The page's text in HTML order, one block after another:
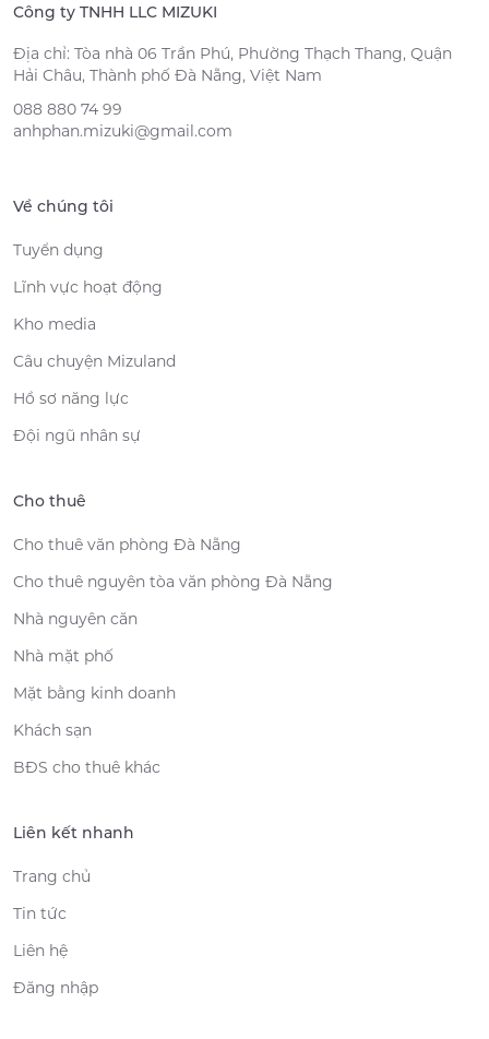
Công ty TNHH LLC MIZUKI
Địa chỉ: Tòa nhà 06 Trần Phú, Phường Thạch Thang, Quận
Hải Châu, Thành phố Đà Nẵng, Việt Nam
088 880 74 99
anhphan.mizuki@gmail.com
Về chúng tôi
Tuyển dụng
Lĩnh vực hoạt động
Kho media
Câu chuyện Mizuland
Hồ sơ năng lực
Đội ngũ nhân sự
Cho thuê
Cho thuê văn phòng Đà Nẵng
Cho thuê nguyên tòa văn phòng Đà Nẵng
Nhà nguyên căn
Nhà mặt phố
Mặt bằng kinh doanh
Khách sạn
BĐS cho thuê khác
Liên kết nhanh
Trang chủ
Tin tức
Liên hệ
Đăng nhập